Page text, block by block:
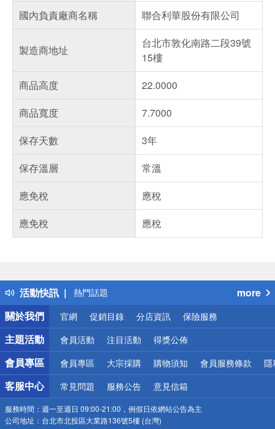
國內負責廠商名稱
聯合利華股份有限公司
製造商地址
台北市敦化南路二段39號
15樓
商品高度
22.0000
商品寬度
7.7000
保存天數
3年
保存溫層
常溫
應免稅
應稅
應免稅
應稅
活動快訊
得獎公告
熱門話題
銀行優惠
偏遠地區配送
詐騙網頁！請小心！
more
關於我們
官網 促銷目錄 分店資訊 保險服務
主題活動 會員活動 注目活動 得獎公佈
會員專區 會員專區 大宗採購 購物須知 會員服務條款 隱
客服中心 常見問題 服務公告 意見信箱
服務時間： 週一至週日 09:00-21:00，例假日依網站公告為主
公司地址： 台北市北投區大業路136號5樓 (台灣)